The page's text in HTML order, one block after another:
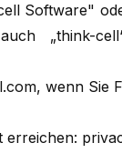
Software"
„think-
, wenn Sie
erreichen: